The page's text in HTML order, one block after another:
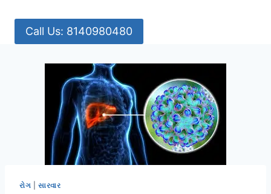
Call Us: 8140980480
રોગ સારવાર